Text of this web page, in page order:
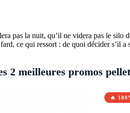
pas la nuit, qu’il ne videra pas le
ce qui ressort : de quoi décider s’il
2 meilleures promos
🔥